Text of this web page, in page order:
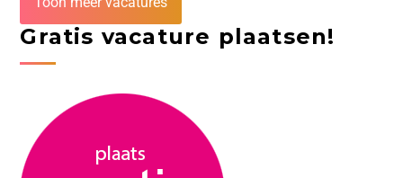
Gratis vacature plaatsen!